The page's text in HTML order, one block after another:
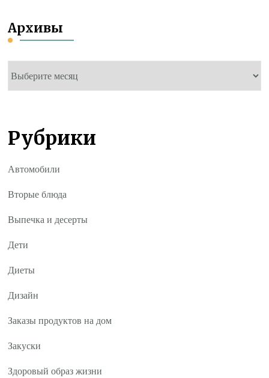
Архивы
Рубрики
Автомобили
Вторые блюда
Выпечка и десерты
Дети
Диеты
Дизайн
Заказы продуктов на дом
Закуски
Здоровый образ жизни